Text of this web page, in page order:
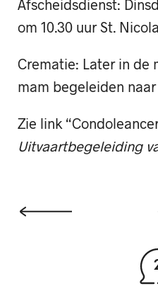
Afscheidsdienst:
om 10.30 uur St.
Crematie: Later in de
mam begeleiden
Zie link
Uitvaartbegeleiding